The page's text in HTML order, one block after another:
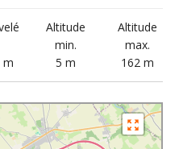
m
Altitude
min.
5 m
Altitude
max.
162 m